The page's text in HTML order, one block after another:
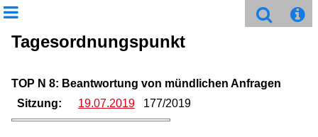
Tagesordnungspunkt
TOP N 8: Beantwortung von mündlichen Anfragen
Sitzung:
19.07.2019 177/2019